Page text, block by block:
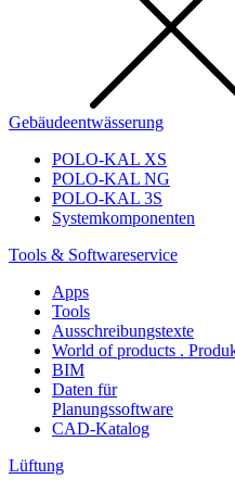
Gebäudeentwässerung
POLO-KAL XS
POLO-KAL NG
POLO-KAL 3S
Systemkomponenten
Tools & Softwareservice
Apps
Tools
Ausschreibungstexte
World of products .
BIM
Daten für
Planungssoftware
CAD-Katalog
Lüftung